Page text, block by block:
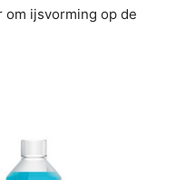
om ijsvorming op de